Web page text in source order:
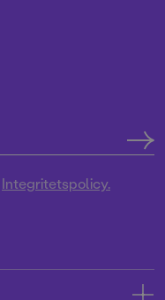
Integritetspolicy.